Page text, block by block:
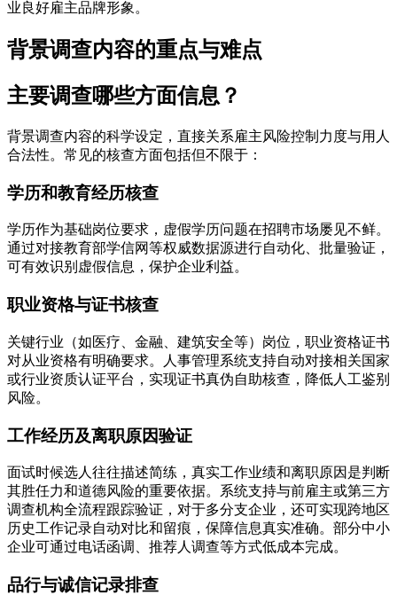
业良好雇主品牌形象。
背景调查内容的重点与难点
主要调查哪些方面信息？
背景调查内容的科学设定，直接关系雇主风险控制力度与用人
合法性。常见的核查方面包括但不限于：
学历和教育经历核查
学历作为基础岗位要求，虚假学历问题在招聘市场屡见不鲜。
通过对接教育部学信网等权威数据源进行自动化、批量验证，
可有效识别虚假信息，保护企业利益。
职业资格与证书核查
关键行业（如医疗、金融、建筑安全等）岗位，职业资格证书
对从业资格有明确要求。人事管理系统支持自动对接相关国家
或行业资质认证平台，实现证书真伪自助核查，降低人工鉴别
风险。
工作经历及离职原因验证
面试时候选人往往描述简练，真实工作业绩和离职原因是判断
其胜任力和道德风险的重要依据。系统支持与前雇主或第三方
调查机构全流程跟踪验证，对于多分支企业，还可实现跨地区
历史工作记录自动对比和留痕，保障信息真实准确。部分中小
企业可通过电话函调、推荐人调查等方式低成本完成。
品行与诚信记录排查